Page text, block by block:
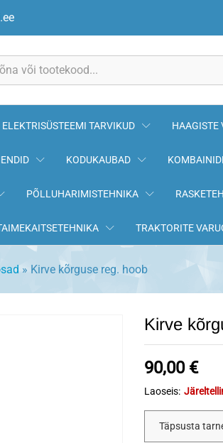
ELEKTRISÜSTEEMI TARVIKUD HAAGISTE
KODUKAUBAD
PÕLLUHARIMISTEHNIKA
TRAKTORITE
» Kirve kõrguse reg. hoob
Kirve
90,00 €
Laoseis:
Täpsusta